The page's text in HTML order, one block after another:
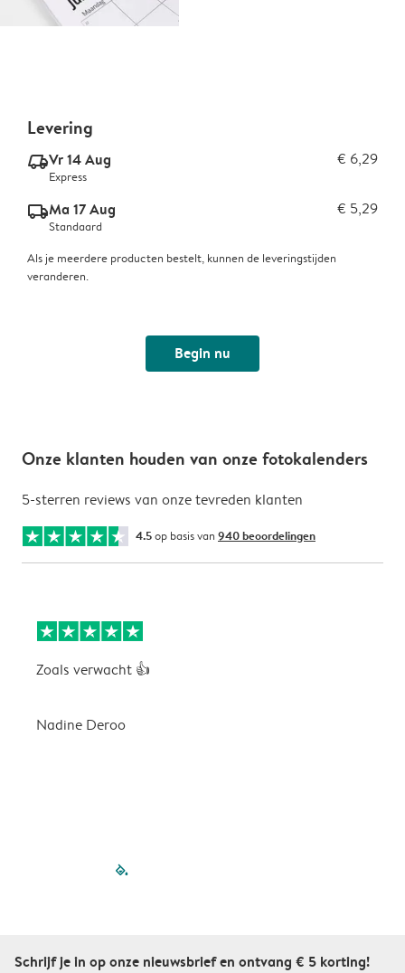
Levering
delivery_express_v2Vr 14 Aug € 6,29
Express
delivery_standard_v2Ma 17 Aug € 5,29
Standaard
Als je meerdere producten bestelt, kunnen de leveringstijden
veranderen.
Begin nu
Onze klanten houden van onze fotokalenders
5-sterren reviews van onze tevreden klanten
4.5op basis van 940 beoordelingen
Zoals verwacht 👍
Nadine Deroo
filled-pagination
Schrijf je in op onze nieuwsbrief en ontvang € 5 korting!